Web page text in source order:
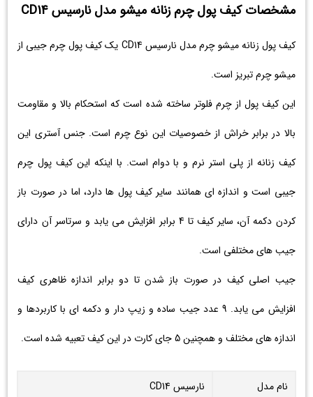
مشخصات کیف پول چرم زنانه میشو مدل نارسیس CD14
کیف پول زنانه میشو چرم مدل نارسیس CD14 یک کیف پول چرم جیبی از
میشو چرم تبریز است.
این کیف پول از چرم فلوتر ساخته شده است که استحکام بالا و مقاومت
بالا در برابر خراش از خصوصیات این نوع چرم است. جنس آستری این
کیف زنانه از پلی استر نرم و با دوام است. با اینکه این کیف پول چرم
جیبی است و اندازه ای همانند سایر کیف پول ها دارد، اما در صورت باز
کردن دکمه آن، سایر کیف تا 4 برابر افزایش می یابد و سرتاسر آن دارای
جیب های مختلفی است.
جیب اصلی کیف در صورت باز شدن تا دو برابر اندازه ظاهری کیف
افزایش می یابد. 9 عدد جیب ساده و زیپ دار و دکمه ای با کاربردها و
اندازه های مختلف و همچنین 5 جای کارت در این کیف تعبیه شده است.
نام مدل
نارسیس CD14